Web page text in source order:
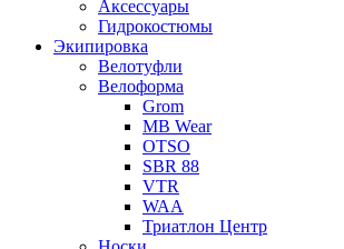
Аксессуары
Гидрокостюмы
Экипировка
Велотуфли
Велоформа
Grom
MB Wear
OTSO
SBR 88
VTR
WAA
Триатлон Центр